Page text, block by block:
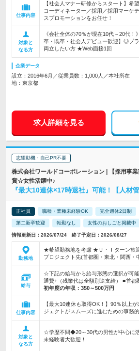
仕事内容
【社会人マナー研修からスタート】希
コーディネーター／採用／採用マーケ
スプロモーションをお任せ！
対象と
なる方
《会社全体の70％が現在10代～20代！
卒・既卒・社会人デビュー歓迎】◎プ
両立したい方 ★Web面接1回
企業データ
設立：2016年6月／従業員数：1,000人／本社所在
地：東京都
求人詳細を見る
志望動機・自己PR不要
株式会社ワールドコーポレーション | 【採用事
賞☆女性活躍中♪
『最大10連休×17時退社』可能！【人材
正社員 職種・業種未経験OK 完全週休2日制
第二新卒歓迎 転勤なし 女性のおしごと掲載中
情報更新日：2026/07/24 終了予定日：2026/08/27
勤務地
★希望勤務地を考慮 ★Ｕ・Ｉターン歓
プロジェクト先(首都圏・東北・関西・
給与
☆下記の給与から給与形態の選択が可
通費+（残業代は全額別途支給） ■首都
初年度の年収： 350～500万円
仕事内容
【最大10連休も取得OK！】90％以上
ジェクトがスムーズに進むための事務
対象と
なる方
☆学歴不問◆20～30代の男性が中心に
未経験者大歓迎！